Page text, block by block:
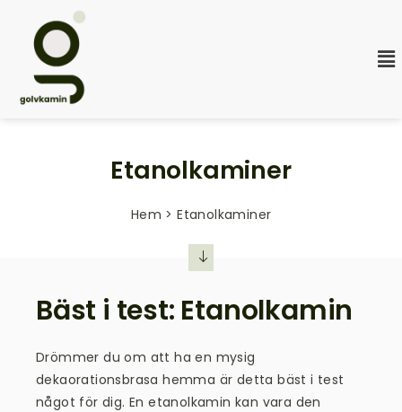
Etanolkaminer
Hem > Etanolkaminer
Bäst i test: Etanolkamin
Drömmer du om att ha en mysig
dekaorationsbrasa hemma är detta bäst i test
något för dig. Enetanolkamin kan vara den